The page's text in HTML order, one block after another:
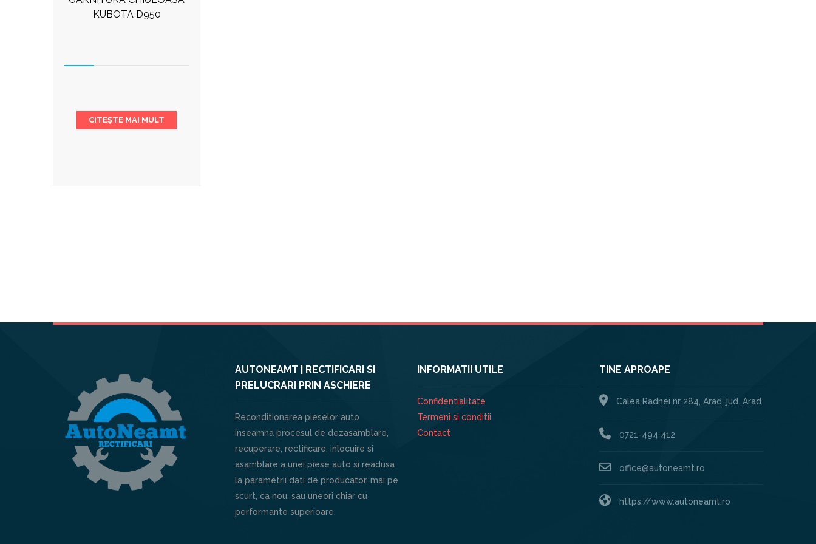
KUBOTA D950
CITEȘTE MAI MULT
AUTONEAMT | RECTIFICARI SI
PRELUCRARI PRIN ASCHIERE
Reconditionarea pieselor auto
inseamna procesul de dezasamblare,
recuperare, rectificare, inlocuire si
asamblare a unei piese auto si readusa
la parametrii dati de producator, mai pe
scurt, ca nou, sau uneori chiar cu
performante superioare.
INFORMATII UTILE
Confidentialitate
Termeni si conditii
Contact
TINE APROAPE
Calea Radnei nr 284, Arad, jud. Arad
0721-494 412
office@autoneamt.ro
https://www.autoneamt.ro